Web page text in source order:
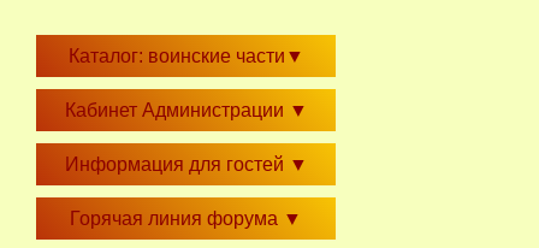
Каталог: воинские части ▼
Кабинет Администрации ▼
Информация для гостей ▼
Горячая линия форума ▼